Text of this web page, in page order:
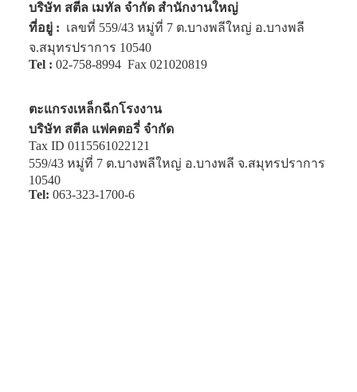
บริษัท สตีล เมทัล จำกัด สำนักงานใหญ่
ที่อยู่ : เลขที่ 559/43 หมู่ที่ 7 ต.บางพลีใหญ่ อ.บางพลี
จ.สมุทรปราการ 10540
Tel : 02-758-8994Fax 021020819
ตะแกรงเหล็กฉีกโรงงาน
บริษัท สตีล แฟคตอรี่ จำกัด
Tax ID 0115561022121
559/43 หมู่ที่ 7 ต.บางพลีใหญ่ อ.บางพลี จ.สมุทรปราการ
10540
Tel: 063-323-1700-6